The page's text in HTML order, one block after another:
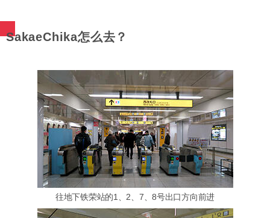
SakaeChika怎么去？
往地下铁荣站的1、2、7、8号出口方向前进